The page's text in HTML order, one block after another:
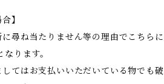
】
尋ね当たりません等の理由でこちら
ります。
てはお支払いいただいている物でも